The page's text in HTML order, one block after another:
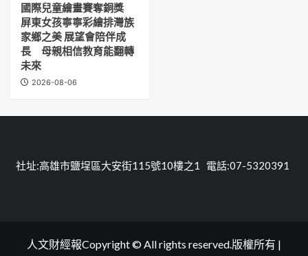
國際兒童繪畫賽奪銅獎
屏東女孩寧寧彩繪排灣族
家鄉之美 展望會陪伴成
長 母親相信教育能翻轉
未來
2026-08-06
社址:高雄市鹽埕區大安街115號10樓之1 電話:07-5320391
人文財經報Copyright © All rights reserved.版權所有 |